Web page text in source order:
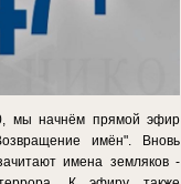
мы начнём прямой эфир
имён". Вновь
имена земляков -